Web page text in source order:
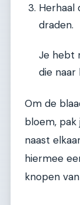
Herhaal
draden.
Je hebt
die naar
Om de
bloem,
naast
hiermee
knopen